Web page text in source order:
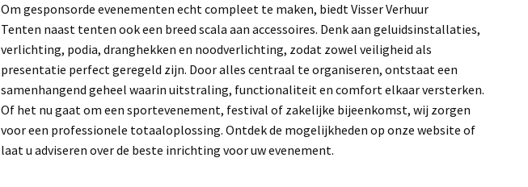
Om gesponsorde evenementen echt compleet te maken, biedt Visser Verhuur
Tenten naast tenten ook een breed scala aan accessoires. Denk aan geluidsinstallaties,
verlichting, podia, dranghekken en noodverlichting, zodat zowel veiligheid als
presentatie perfect geregeld zijn. Door alles centraal te organiseren, ontstaat een
samenhangend geheel waarin uitstraling, functionaliteit en comfort elkaar versterken.
Of het nu gaat om een sportevenement, festival of zakelijke bijeenkomst, wij zorgen
voor een professionele totaaloplossing. Ontdek de mogelijkheden op onze website of
laat u adviseren over de beste inrichting voor uw evenement.